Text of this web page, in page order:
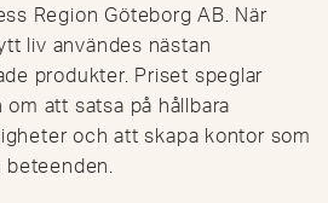
Region Göteborg AB. När
liv användes nästan
produkter. Priset speglar
att satsa på hållbara
och att skapa kontor som
beteenden.